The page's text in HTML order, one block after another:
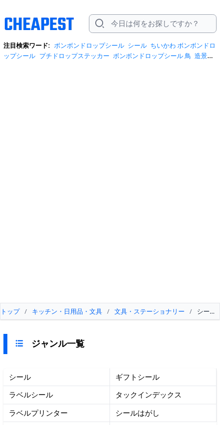
注目検索ワード: ボンボンドロップシール シール ちいかわ ボンボンドロ
ップシール プチドロップステッカー ボンボンドロップシール 鳥 造景シ
トップ / キッチン・日用品・文具 / 文具・ステーショナリー / シール
ジャンル一覧
シール
ギフトシール
ラベルシール
タックインデックス
ラベルプリンター
シールはがし